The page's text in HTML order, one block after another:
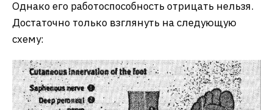
Однако его работоспособность отрицать нельзя.
Достаточно только взглянуть на следующую
схему: